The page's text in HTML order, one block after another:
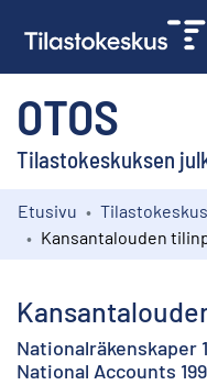
OTOS
Tilastokeskuksen
Kokoelmat
Etusivu Tilastokeskus
Nationalräkenskaper
National Accounts